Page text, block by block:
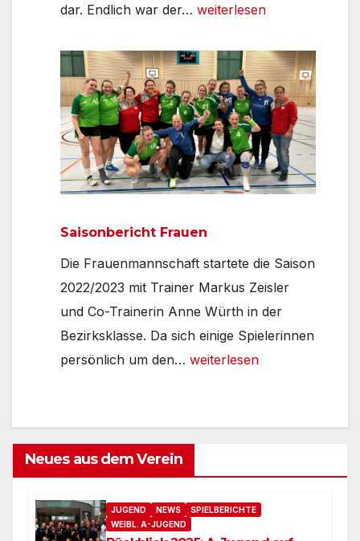
dar. Endlich war der… Saisonbericht
weiterlesen
Saisonbericht Frauen
Die Frauenmannschaft startete die Saison
2022/2023 mit Trainer Markus Zeisler
und Co-Trainerin Anne Würth in der
Bezirksklasse. Da sich einige Spielerinnen
persönlich um den… Saisonbericht
weiterlesen
Neues aus dem Verein
JUGEND NEWS
SPIELBERICHTE
WEIBL. A-JUGEND